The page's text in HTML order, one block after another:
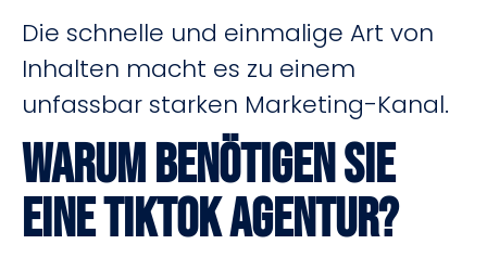
Die schnelle und einmalige Art von
Inhalten macht es zu einem
unfassbar starken Marketing-Kanal.
Warum benötigen Sie
eine TIkTok Agentur?